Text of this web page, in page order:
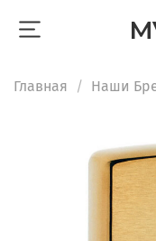
Главная Наши